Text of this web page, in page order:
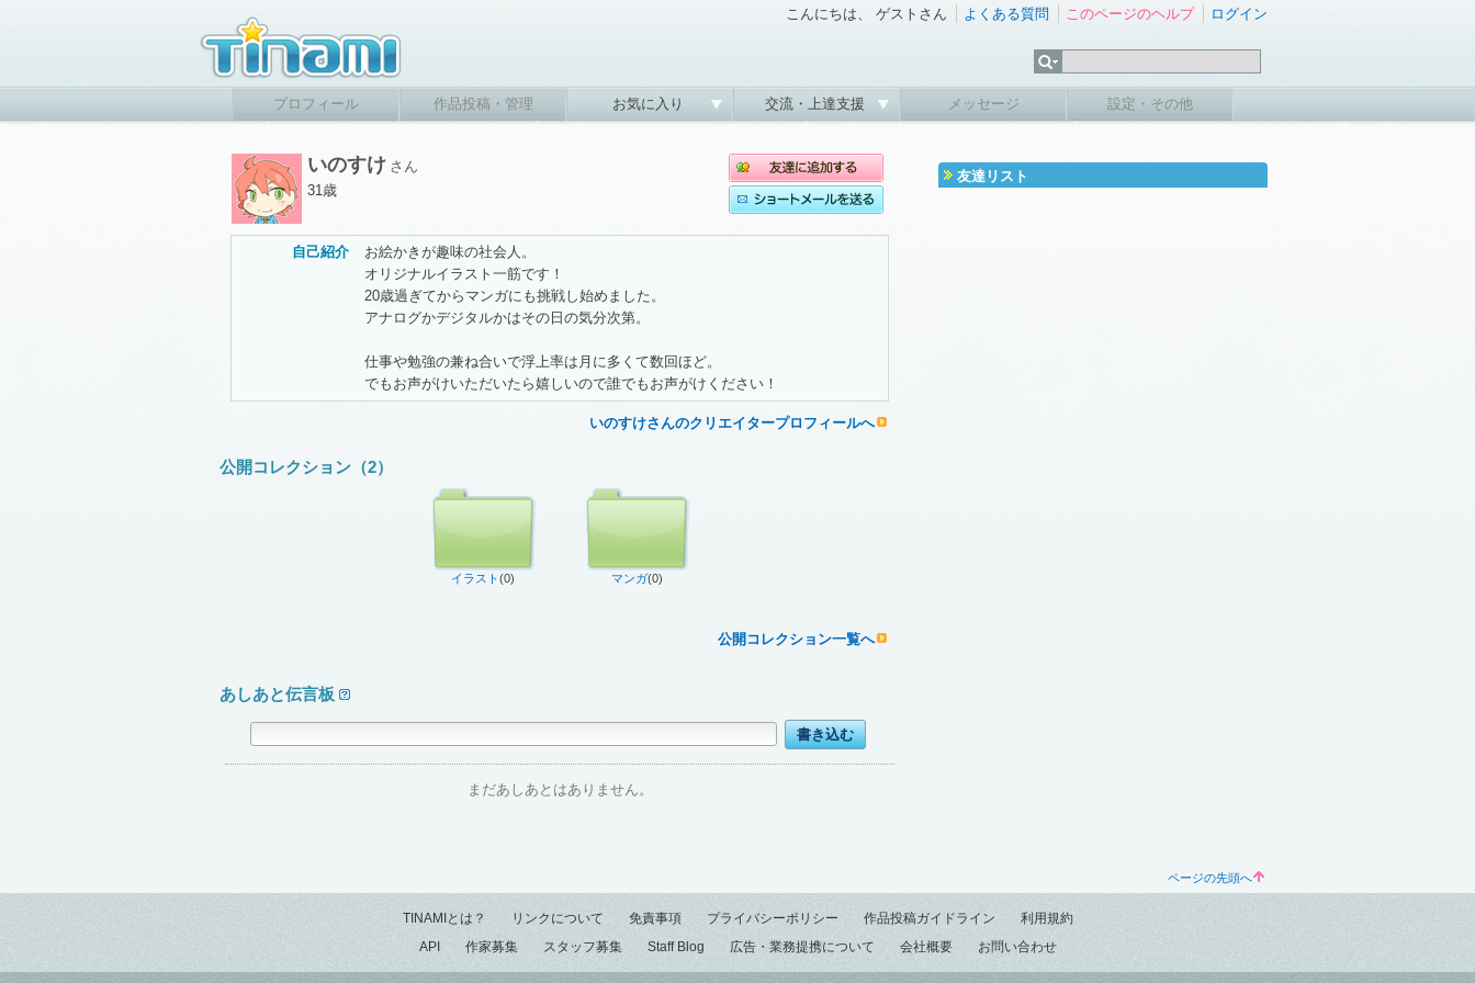
こんにちは、 ゲストさん よくある質問 このページのヘルプ ログイン
プロフィール 作品投稿・管理 お気に入り 交流・上達支援 メッセージ 設定・その他
いのすけ さん
31歳
自己紹介
お絵かきが趣味の社会人。
オリジナルイラスト一筋です！
20歳過ぎてからマンガにも挑戦し始めました。
アナログかデジタルかはその日の気分次第。
仕事や勉強の兼ね合いで浮上率は月に多くて数回ほど。
でもお声がけいただいたら嬉しいので誰でもお声がけください！
いのすけさんのクリエイタープロフィールへ
公開コレクション（2）
イラスト(0) マンガ(0)
公開コレクション一覧へ
あしあと伝言板
まだあしあとはありません。
友達リスト
ページの先頭へ
TINAMIとは？ リンクについて 免責事項 プライバシーポリシー 作品投稿ガイドライン
利用規約
API
作家募集 スタッフ募集 Staff Blog 広告・業務提携について 会社概要 お問い合わせ